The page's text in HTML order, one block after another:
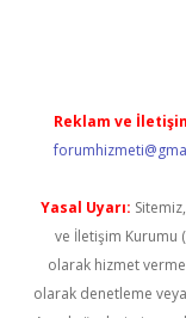
Reklam ve
Yasal Uyarı:
ve İletişim Kurumu
olarak hizmet
olarak denetleme